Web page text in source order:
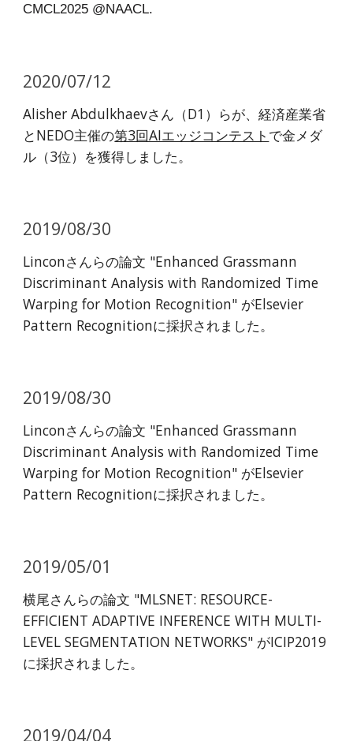
CMCL2025 @NAACL.
2020/07/12
Alisher Abdulkhaevさん（D1）らが、経済産業省
とNEDO主催の第3回AIエッジコンテスト で金メダ
ル（3位）を獲得しました。
2019/08/30
Linconさんらの論文 "Enhanced Grassmann
Discriminant Analysis with Randomized Time
Warping for Motion Recognition" がElsevier
Pattern Recognitionに採択されました。
2019/08/30
Linconさんらの論文 "Enhanced Grassmann
Discriminant Analysis with Randomized Time
Warping for Motion Recognition" がElsevier
Pattern Recognitionに採択されました。
2019/05/01
横尾さんらの論文 "MLSNET: RESOURCE-
EFFICIENT ADAPTIVE INFERENCE WITH MULTI-
LEVEL SEGMENTATION NETWORKS" がICIP2019
に採択されました。
2019/04/04